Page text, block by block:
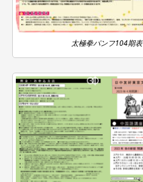
太極拳パンフ104期表